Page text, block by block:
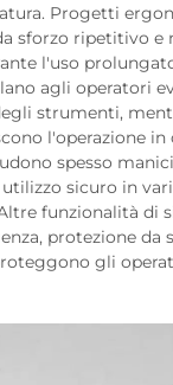
Progetti
sforzo ripetitivo
l'uso
agli operatori
strumenti,
l'operazione
spesso
sicuro in
funzionalità di
protezione da
gli